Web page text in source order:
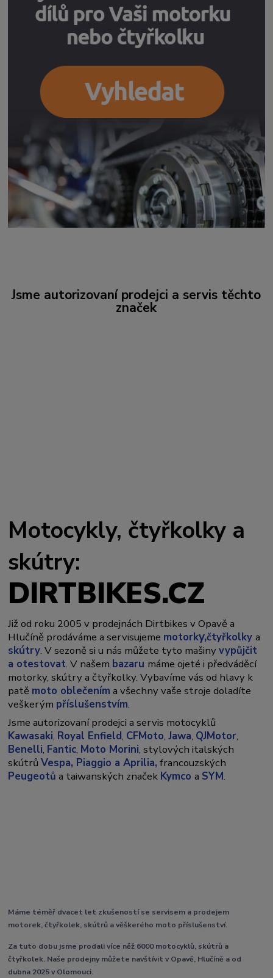
Jsme autorizovaní prodejci a servis těchto
značek
Motocykly, čtyřkolky a
skútry:
DIRTBIKES.CZ
Již od roku 2005 v prodejnách Dirtbikes v Opavě a
Hlučíně prodáváme a servisujeme motorky,čtyřkolkya
skútry. V sezoně si u nás můžete tyto mašinyvypůjčit
a otestovat. V našem bazaru máme ojeté i předváděcí
motorky, skútry a čtyřkolky. Vybavíme vás od hlavy k
patě moto oblečením a všechny vaše stroje doladíte
veškerým příslušenstvím.
Jsme autorizovaní prodejci a servis motocyklů
Kawasaki, Royal Enfield, CFMoto,Jawa, QJMotor,
Benelli, Fantic, Moto Morini, stylových italských
skútrůVespa, Piaggio a Aprilia, francouzských
Peugeotů a taiwanských značek Kymcoa SYM.
Máme téměř dvacet let zkušeností se servisem a prodejem
motorek, čtyřkolek, skútrů a věškerého moto příslušenství.
Za tuto dobu jsme prodali více něž 6000 motocyklů, skútrů a
čtyřkolek. Naše prodejny můžete navštívit v Opavě, Hlučíně a od
dubna 2025 v Olomouci.